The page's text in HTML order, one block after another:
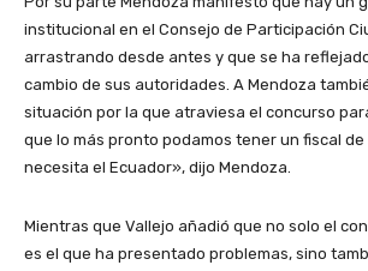
institucional en el Consejo de Participación
arrastrando desde antes y que se ha
cambio de sus autoridades. A Mendoza
situación por la que atraviesa el concurso
que lo más pronto podamos tener un fiscal
necesita el Ecuador», dijo Mendoza.
Mientras que Vallejo añadió que no solo el
es el que ha presentado problemas, sino